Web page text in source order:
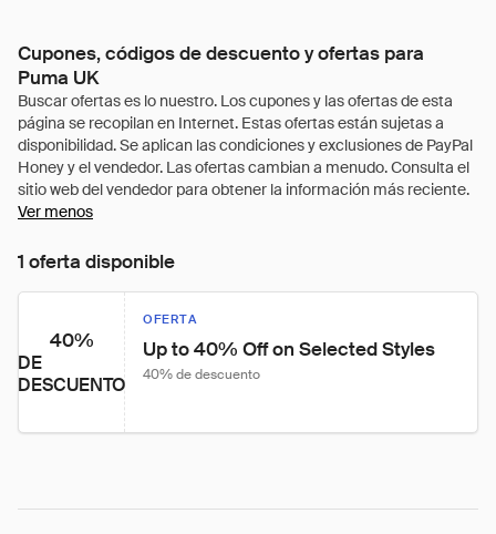
Cupones, códigos de descuento y ofertas para
Puma UK
Ver menos
1 oferta disponible
40%
DE
DESCUENTO
OFERTA
Up to 40% Off on Selected Styles
40% de descuento